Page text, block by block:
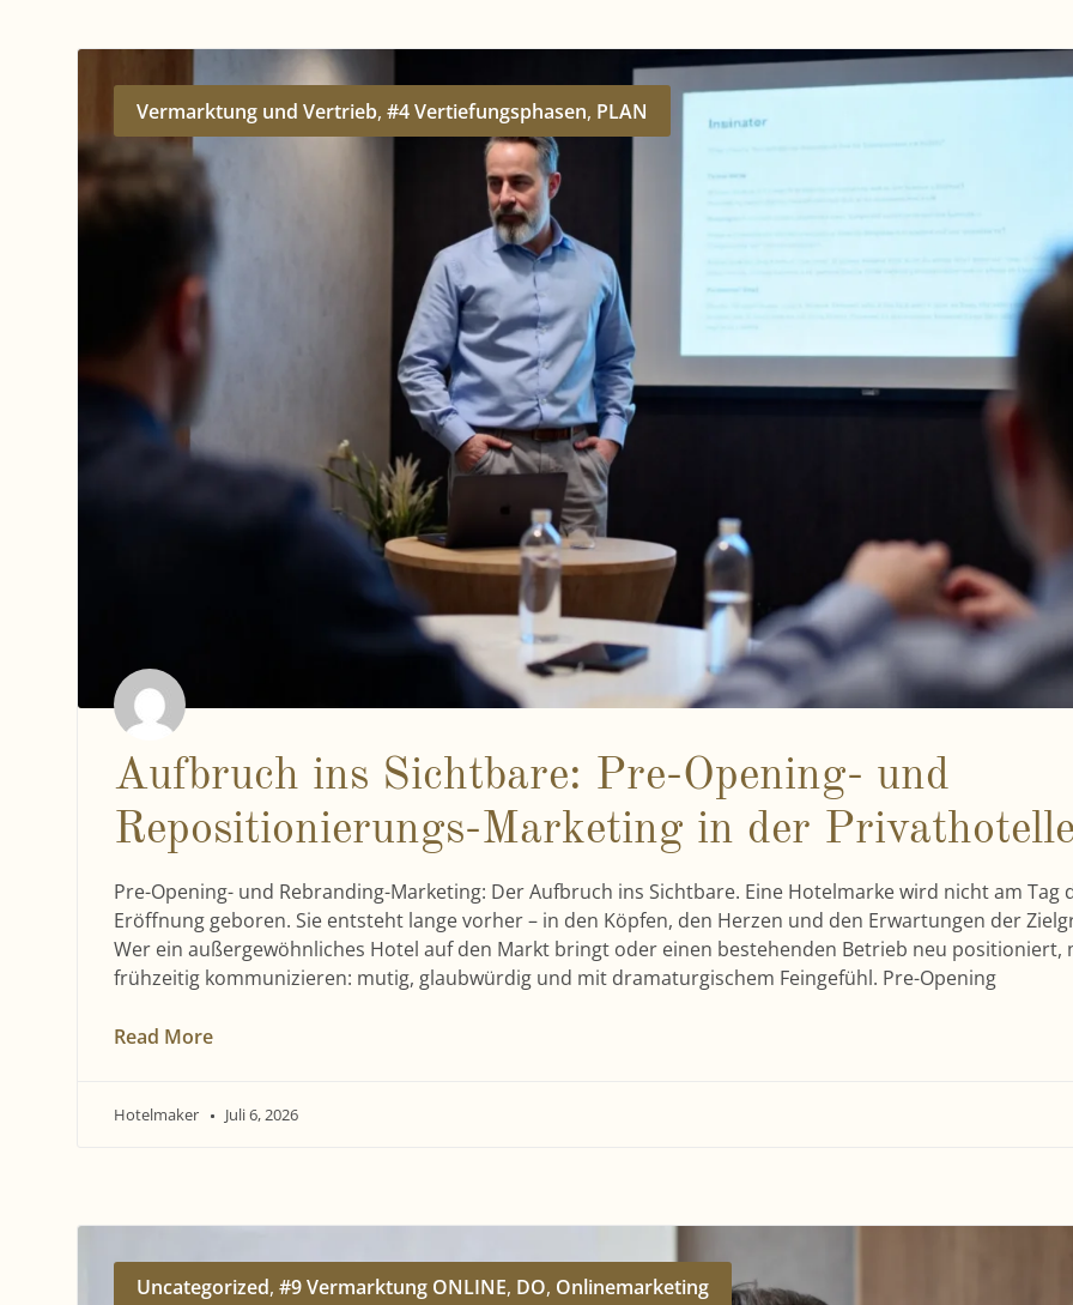
Vermarktung und Vertrieb,#4 Vertiefungsphasen, PLAN
Aufbruch ins Sichtbare: Pre-Opening- und
Repositionierungs-Marketing in der
Pre-Opening- und Rebranding-Marketing: Der Aufbruch ins Sichtbare. Eine Hotelmarke wird nicht am Tag
Eröffnung geboren. Sie entsteht lange vorher – in den Köpfen, den Herzen und den Erwartungen der
Wer ein außergewöhnliches Hotel auf den Markt bringt oder einen bestehenden Betrieb neu positioniert,
frühzeitig kommunizieren: mutig, glaubwürdig und mit dramaturgischem Feingefühl. Pre-Opening
Read More
Hotelmaker Juli 6, 2026
Uncategorized,#9 Vermarktung ONLINE, DO, Onlinemarketing